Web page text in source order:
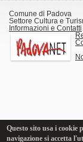
Comune di Padova
Settore Cultura e
Informazioni e Contatti
Questo sito usa i cookie
navigazione si accetta